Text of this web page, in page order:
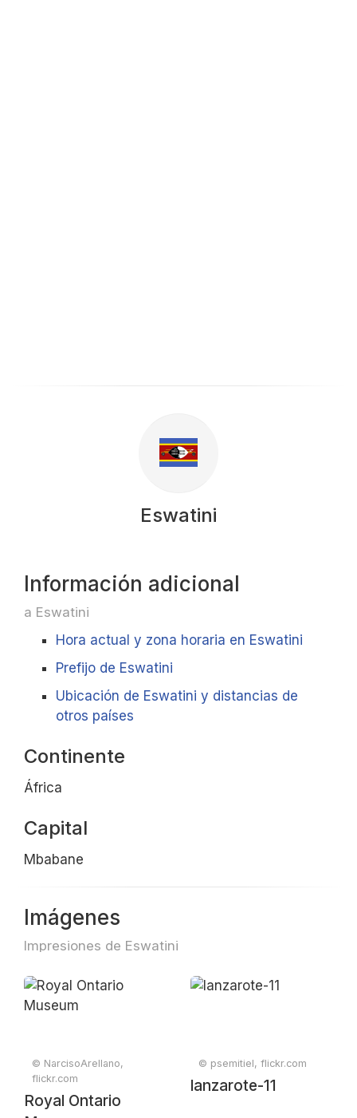
Eswatini
Información adicional
a Eswatini
Hora actual y zona horaria en Eswatini
Prefijo de Eswatini
Ubicación de Eswatini y distancias de
otros países
Continente
África
Capital
Mbabane
Imágenes
Impresiones de Eswatini
© NarcisoArellano,
flickr.com
Royal Ontario
© psemitiel, flickr.com
lanzarote-11